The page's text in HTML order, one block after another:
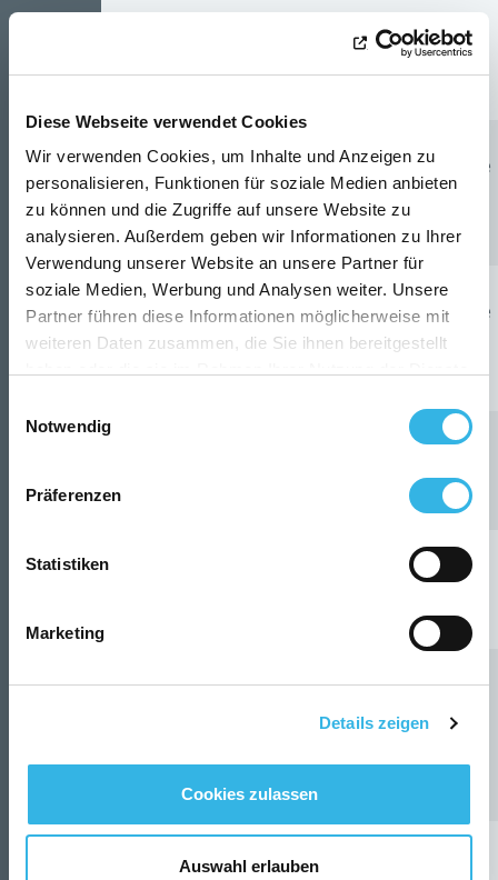
Diese Webseite verwendet Cookies
Wir verwenden Cookies, um Inhalte und Anzeigen zu
personalisieren, Funktionen für soziale Medien anbieten
zu können und die Zugriffe auf unsere Website zu
analysieren. Außerdem geben wir Informationen zu Ihrer
Verwendung unserer Website an unsere Partner für
soziale Medien, Werbung und Analysen weiter. Unsere
Partner führen diese Informationen möglicherweise mit
weiteren Daten zusammen, die Sie ihnen bereitgestellt
Cookies, wenn Sie unsere Webseite weiterhin nutzen.
Notwendig
Präferenzen
Statistiken
Marketing
Details zeigen
Cookies zulassen
Auswahl erlauben
Agression câble
souterrain par un
tiers
7743 26/09/2025
De 07h23 à
13h50
Arrachement câble
HT souterrain par
un tiers
4801 04/10/2025
De 10h05 à
16h30
Intempéries/Chute
d'un arbre sur le
Intempéries
câble H.T.